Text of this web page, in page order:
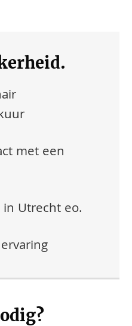
met een
Utrecht eo.